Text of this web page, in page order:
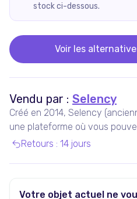
stock ci-dessous.
Voir les
Vendu par : Selency
Créé en 2014, Selency
une plateforme où vous
mobilier et des décorations
Retours : 14 jours
Votre objet actuel ne